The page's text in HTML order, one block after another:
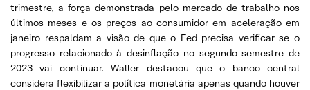
trimestre, a força demonstrada pelo mercado de trabalho nos
últimos meses e os preços ao consumidor em aceleração em
janeiro respaldam a visão de que o Fed precisa verificar se o
progresso relacionado à desinflação no segundo semestre de
2023 vai continuar. Waller destacou que o banco central
considera flexibilizar a política monetária apenas quando houver